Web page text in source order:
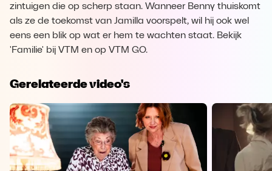
zintuigen die op scherp staan. Wanneer Benny thuiskomt
als ze de toekomst van Jamilla voorspelt, wil hij ook wel
eens een blik op wat er hem te wachten staat. Bekijk
'Familie' bij VTM en op VTM GO.
Gerelateerde video's